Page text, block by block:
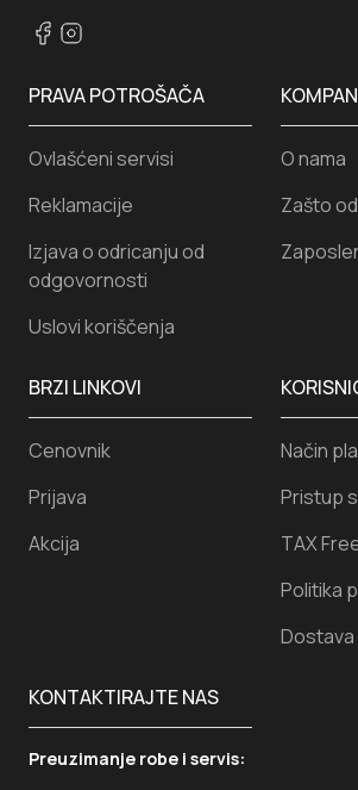
Način
Pristup
TAX
Politika
Dostava
PRAVA POTROŠAČA
Ovlašćeni servisi
Reklamacije
Izjava o odricanju od
odgovornosti
Uslovi koriščenja
KONTAKTIRAJTE NAS
Preuzimanje robe i servis:
O nama
Zašto
BRZI LINKOVI
Cenovnik
Prijava
Akcija